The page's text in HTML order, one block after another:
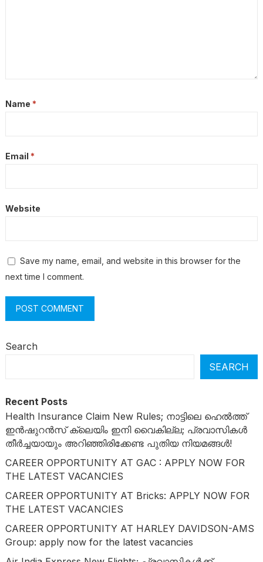
Name *
Email *
Website
Save my name, email, and website in this browser for the
next time I comment.
Search
SEARCH
Recent Posts
Health Insurance Claim New Rules; നാട്ടിലെ ഹെൽത്ത്
ഇൻഷുറൻസ് ക്ലെയിം ഇനി വൈകില്ല; പ്രവാസികൾ
തീർച്ചയായും അറിഞ്ഞിരിക്കേണ്ട പുതിയ നിയമങ്ങൾ!
CAREER OPPORTUNITY AT GAC : APPLY NOW FOR
THE LATEST VACANCIES
CAREER OPPORTUNITY AT Bricks: APPLY NOW FOR
THE LATEST VACANCIES
CAREER OPPORTUNITY AT HARLEY DAVIDSON-AMS
Group: apply now for the latest vacancies